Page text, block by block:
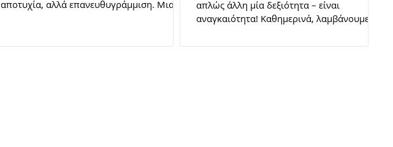
αποτυχία, αλλά επανευθυγράμμιση. Μια
γιατί αυτές οι φάσεις είναι ιερές, πώς να τις
απλώς άλλη μία δεξιότητα – είναι
αναγκαιότητα! Καθημερινά, λαμβάνουμε